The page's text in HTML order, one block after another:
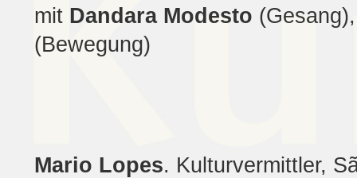
mit Dandara Modesto
(Bewegung)
Mario Lopes. Kulturvermittler,